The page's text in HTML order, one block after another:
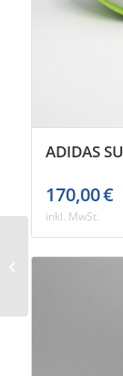
ADIDAS
170,00€
inkl. MwSt.
ON Cloudsurfer